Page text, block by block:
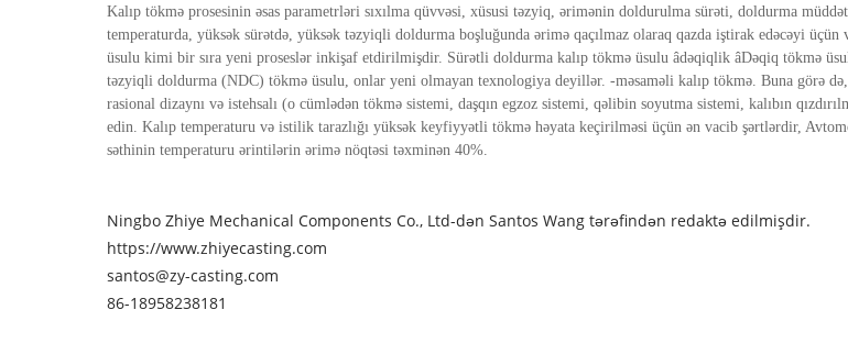
Kalıp tökmə prosesinin əsas parametrləri sıxılma qüvvəsi, xüsusi təzyiq, ərimənin doldurulma sürəti, doldurma
temperaturda, yüksək sürətdə, yüksək təzyiqli doldurma boşluğunda ərimə qaçılmaz olaraq qazda iştirak edəcəyi
üsulu kimi bir sıra yeni proseslər inkişaf etdirilmişdir. Sürətli doldurma kalıp tökmə üsulu âdəqiqlik âDəqiq tökmə
təzyiqli doldurma (NDC) tökmə üsulu, onlar yeni olmayan texnologiya deyillər. -məsaməli kalıp tökmə. Buna görə
rasional dizaynı və istehsalı (o cümlədən tökmə sistemi, daşqın egzoz sistemi, qəlibin soyutma sistemi, kalıbın
edin. Kalıp temperaturu və istilik tarazlığı yüksək keyfiyyətli tökmə həyata keçirilməsi üçün ən vacib şərtlərdir,
səthinin temperaturu ərintilərin ərimə nöqtəsi təxminən 40%.
Ningbo Zhiye Mechanical Components Co., Ltd-dən Santos Wang tərəfindən redaktə edilmişdir.
https://www.zhiyecasting.com
santos@zy-casting.com
86-18958238181